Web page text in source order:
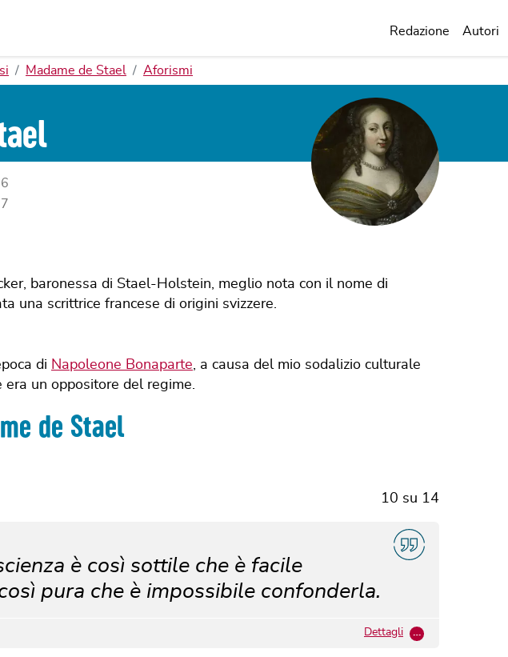
Redazione Autori
Madame de Stael Aforismi
baronessa di Stael-Holstein, meglio nota con il nome di
una scrittrice francese di origini svizzere.
di Napoleone Bonaparte, a causa del mio sodalizio culturale
era un oppositore del regime.
de Stael
10 su 14
è così sottile che è facile
pura che è impossibile confonderla.
Dettagli …